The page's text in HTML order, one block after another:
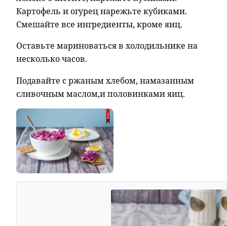
Картофель и огурец нарежьте кубиками.
Смешайте все ингредиенты, кроме яиц.
Оставьте мариноваться в холодильнике на
несколько часов.
Подавайте с ржаным хлебом, намазанным
сливочным маслом,и половинками яиц.